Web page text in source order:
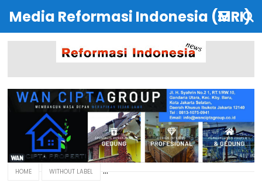
Media Reformasi Indonesia (MRI)
HOME WITHOUT LABEL